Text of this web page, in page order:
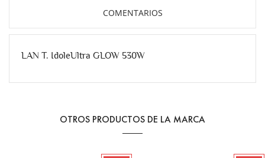
COMENTARIOS
LAN T. IdoleUltra GLOW 530W
OTROS PRODUCTOS DE LA MARCA